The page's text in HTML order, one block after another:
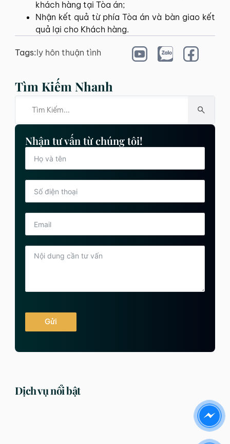
khách hàng tại Tòa án;
Nhận kết quả từ phía Tòa án và bàn giao kết
quả lại cho Khách hàng.
Tags:ly hôn thuận tình
Tìm Kiếm Nhanh
Nhận tư vấn từ chúng tôi!
Gửi
Dịch vụ nổi bật